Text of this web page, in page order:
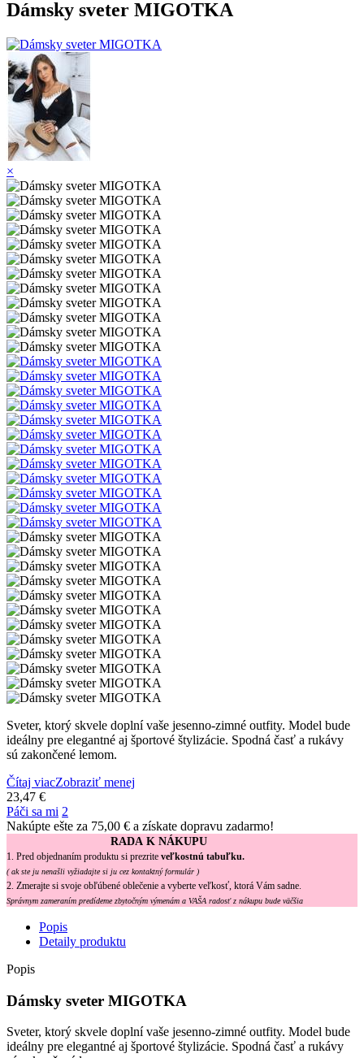
Dámsky sveter MIGOTKA
×
Sveter, ktorý skvele doplní vaše jesenno-zimné outfity. Model bude
ideálny pre elegantné aj športové štylizácie. Spodná časť a rukávy
sú zakončené lemom.
Čítaj viacZobraziť menej
23,47 €
Páči sa mi 2
Nakúpte ešte za 75,00 € a získate dopravu zadarmo!
RADA K NÁKUPU
1. Pred objednaním produktu si prezrite veľkostnú tabuľku.
( ak ste ju nenašli vyžiadajte si ju cez kontaktný formulár )
2. Zmerajte si svoje obľúbené oblečenie a vyberte veľkosť, ktorá Vám sadne.
Správnym zameraním predídeme zbytočným výmenám a VAŠA radosť z nákupu bude väčšia
Popis
Detaily produktu
Popis
Dámsky sveter MIGOTKA
Sveter, ktorý skvele doplní vaše jesenno-zimné outfity. Model bude
ideálny pre elegantné aj športové štylizácie. Spodná časť a rukávy